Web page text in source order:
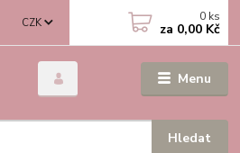
Menu
CZK
Hledat
0 ks
za 0,00 Kč